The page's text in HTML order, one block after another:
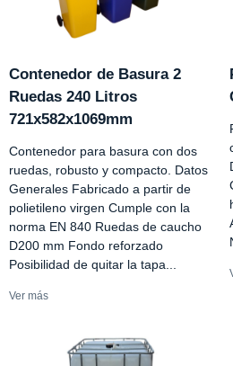
Contenedor de Basura 2
Ruedas 240 Litros
721x582x1069mm
Contenedor para basura con dos
ruedas, robusto y compacto. Datos
Generales Fabricado a partir de
polietileno virgen Cumple con la
norma EN 840 Ruedas de caucho
D200 mm Fondo reforzado
Posibilidad de quitar la tapa...
Ver más